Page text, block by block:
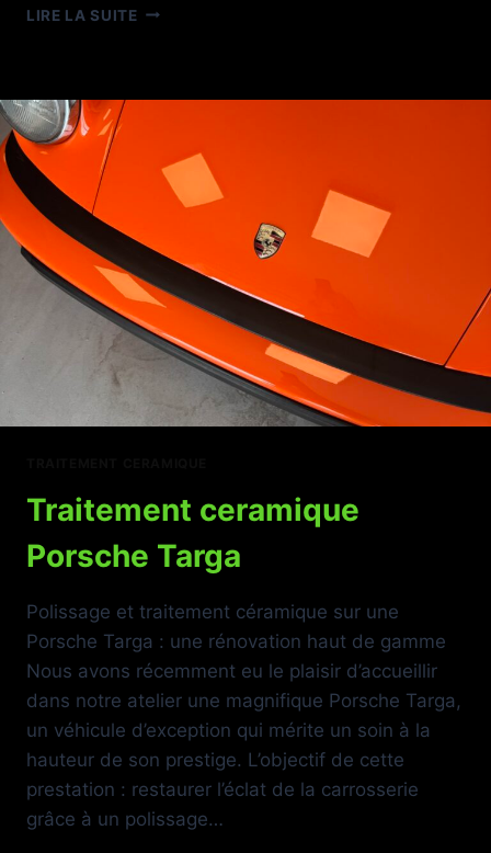
LIRE LA SUITEAUDI
GSWF
Traitement ceramique
Porsche Targa
Polissage et traitement céramique sur une
Porsche Targa : une rénovation haut de gamme
Nous avons récemment eu le plaisir d’accueillir
dans notre atelier une magnifique Porsche Targa,
un véhicule d’exception qui mérite un soin à la
hauteur de son prestige. L’objectif de cette
prestation : restaurer l’éclat de la carrosserie
grâce à un polissage…